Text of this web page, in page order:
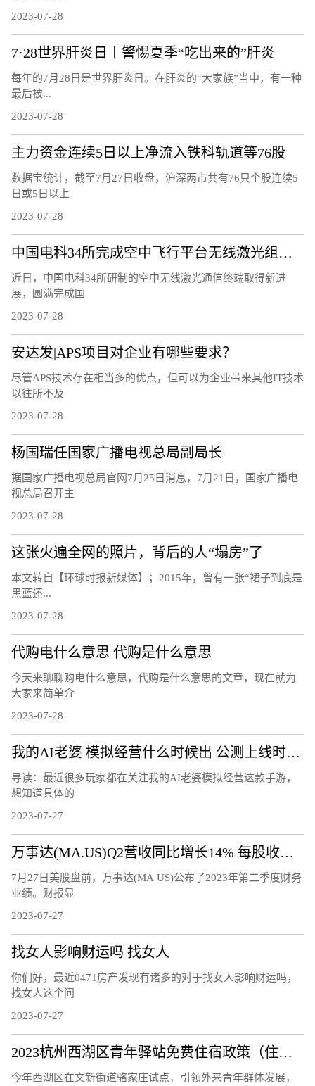
2023-07-28
7·28世界肝炎日丨警惕夏季“吃出来的”肝炎
每年的7月28日是世界肝炎日。在肝炎的“大家族”当中，有一种
最后被...
2023-07-28
主力资金连续5日以上净流入铁科轨道等76股
数据宝统计，截至7月27日收盘，沪深两市共有76只个股连续5
日或5日以上
2023-07-28
中国电科34所完成空中飞行平台无线激光组网通信试验
近日，中国电科34所研制的空中无线激光通信终端取得新进
展，圆满完成国
2023-07-28
安达发|APS项目对企业有哪些要求？
尽管APS技术存在相当多的优点，但可以为企业带来其他IT技术
以往所不及
2023-07-28
杨国瑞任国家广播电视总局副局长
据国家广播电视总局官网7月25日消息，7月21日，国家广播电
视总局召开主
2023-07-28
这张火遍全网的照片，背后的人“塌房”了
本文转自【环球时报新媒体】；2015年，曾有一张“裙子到底是
黑蓝还...
2023-07-28
代购电什么意思 代购是什么意思
今天来聊聊购电什么意思，代购是什么意思的文章，现在就为
大家来简单介
2023-07-28
我的AI老婆 模拟经营什么时候出 公测上线时间预告
导读：最近很多玩家都在关注我的AI老婆模拟经营这款手游，
想知道具体的
2023-07-27
万事达(MA.US)Q2营收同比增长14% 每股收益2.89美元超预期
7月27日美股盘前，万事达(MA US)公布了2023年第二季度财务
业绩。财报显
2023-07-27
找女人影响财运吗 找女人
你们好，最近0471房产发现有诸多的对于找女人影响财运吗，
找女人这个问
2023-07-27
2023杭州西湖区青年驿站免费住宿政策（住宿要求+申请对象+申请方式）
今年西湖区在文新街道骆家庄试点，引领外来青年群体发展，